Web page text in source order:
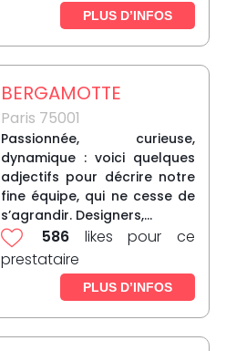
PLUS D’INFOS
BERGAMOTTE
Paris 75001
Passionnée, curieuse,
dynamique : voici quelques
adjectifs pour décrire notre
fine équipe, qui ne cesse de
s’agrandir. Designers,...
586 likes pour ce
prestataire
PLUS D’INFOS